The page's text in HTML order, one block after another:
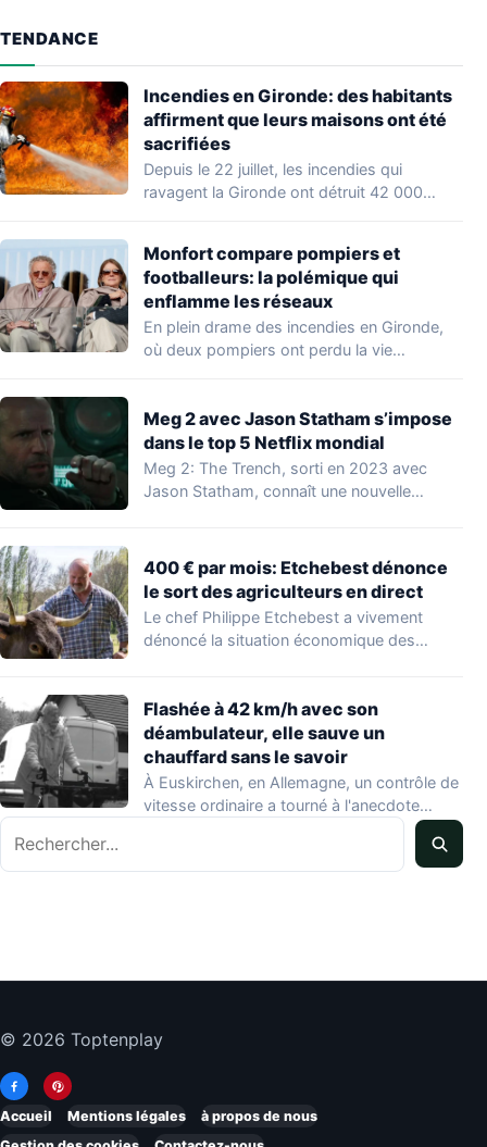
TENDANCE
Incendies en Gironde: des habitants
affirment que leurs maisons ont été
sacrifiées
Depuis le 22 juillet, les incendies qui
ravagent la Gironde ont détruit 42 000…
Monfort compare pompiers et
footballeurs: la polémique qui
enflamme les réseaux
En plein drame des incendies en Gironde,
où deux pompiers ont perdu la vie…
Meg 2 avec Jason Statham s’impose
dans le top 5 Netflix mondial
Meg 2: The Trench, sorti en 2023 avec
Jason Statham, connaît une nouvelle
400 € par mois: Etchebest dénonce
le sort des agriculteurs en direct
Le chef Philippe Etchebest a vivement
dénoncé la situation économique des
Flashée à 42 km/h avec son
déambulateur, elle sauve un
chauffard sans le savoir
À Euskirchen, en Allemagne, un contrôle de
vitesse ordinaire a tourné à l'anecdote
Rechercher
© 2026 Toptenplay
Accueil Mentions légales
à propos de nous